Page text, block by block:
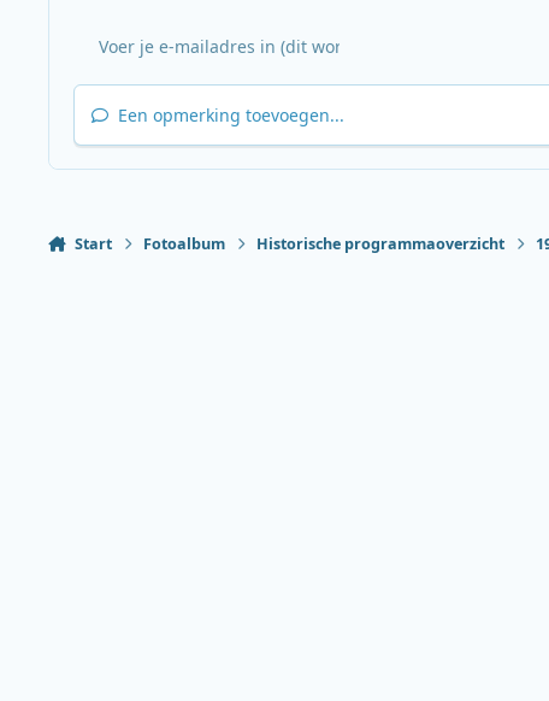
Een opmerking toevoegen...
Start Fotoalbum Historische programmaoverzicht